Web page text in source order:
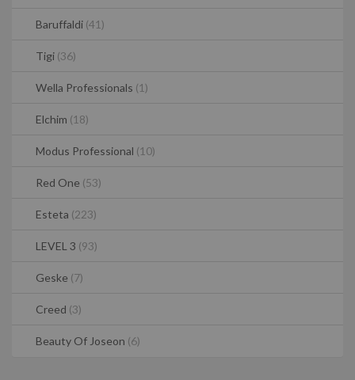
Baruffaldi (41)
Tigi (36)
Wella Professionals (1)
Elchim (18)
Modus Professional (10)
Red One (53)
Esteta (223)
LEVEL 3 (93)
Geske (7)
Creed (3)
Beauty Of Joseon (6)